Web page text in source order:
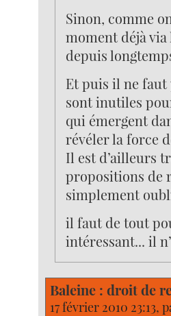
Sinon, comme
moment déjà
depuis
Et puis il ne faut
sont inutiles
qui émergent
révéler la force
Il est d’ailleurs
propositions de
simplement
il faut de tout
intéressant... il
Baleine : droit de
17 février 2010 23:13,